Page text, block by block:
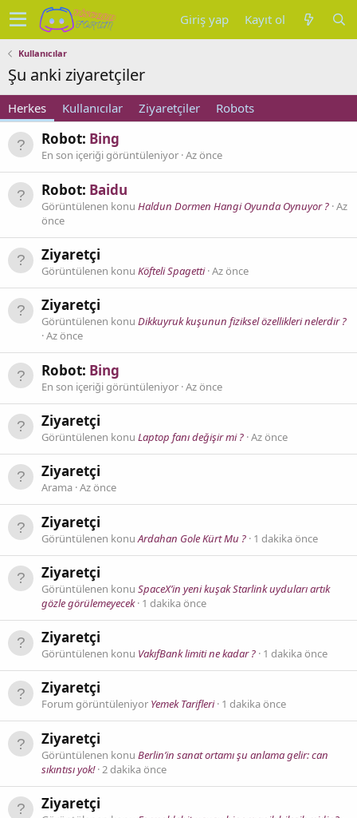
Giriş yap Kayıt ol
Kullanıcılar
Şu anki ziyaretçiler
Herkes Kullanıcılar Ziyaretçiler Robots
Robot: Bing
En son içeriği görüntüleniyor Az önce
Robot: Baidu
Görüntülenen konu Haldun Dormen Hangi Oyunda Oynuyor ? Az
önce
Ziyaretçi
Görüntülenen konu Köfteli Spagetti Az önce
Ziyaretçi
Görüntülenen konu Dikkuyruk kuşunun fiziksel özellikleri nelerdir ?
Az önce
Robot: Bing
En son içeriği görüntüleniyor Az önce
Ziyaretçi
Görüntülenen konu Laptop fanı değişir mi ? Az önce
Ziyaretçi
Arama Az önce
Ziyaretçi
Görüntülenen konu Ardahan Gole Kürt Mu ? 1 dakika önce
Ziyaretçi
Görüntülenen konu SpaceX’in yeni kuşak Starlink uyduları artık
gözle görülemeyecek 1 dakika önce
Ziyaretçi
Görüntülenen konu VakıfBank limiti ne kadar ? 1 dakika önce
Ziyaretçi
Forum görüntüleniyor Yemek Tarifleri 1 dakika önce
Ziyaretçi
Görüntülenen konu Berlin’in sanat ortamı şu anlama gelir: can
sıkıntısı yok! 2 dakika önce
Ziyaretçi